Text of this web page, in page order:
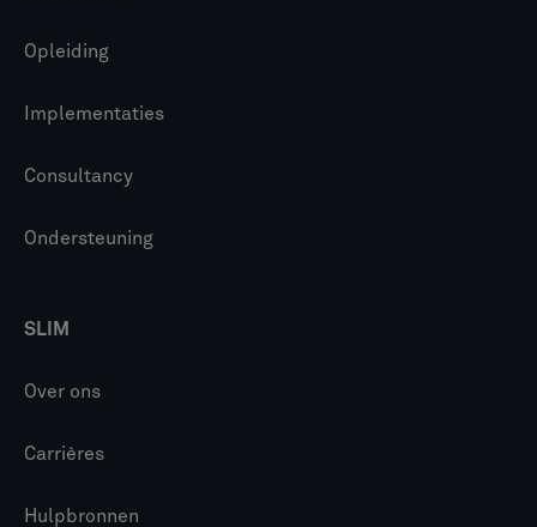
Opleiding
Implementaties
Consultancy
Ondersteuning
SLIM
Over ons
Carrières
Hulpbronnen